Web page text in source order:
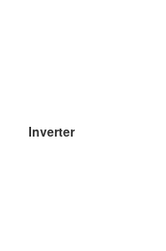
Inverter